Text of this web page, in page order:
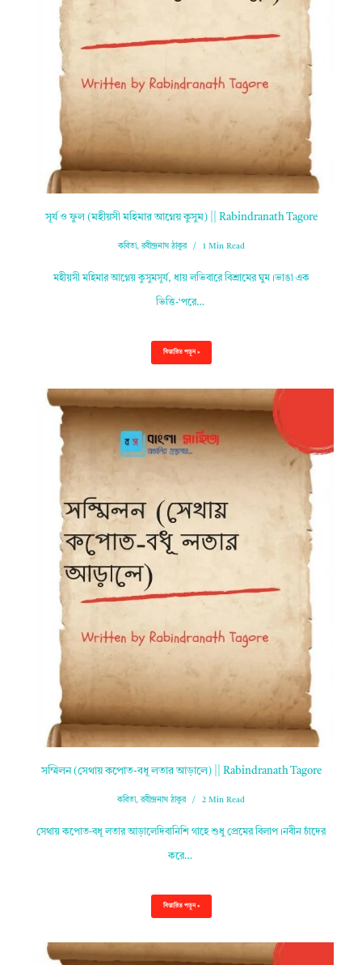
সূর্য ও ফুল (মহীয়সী মহিমার আগ্নেয় কুসুম) || Rabindranath Tagore
কবিতা,রবীন্দ্রনাথ ঠাকুর 1 Min Read
মহীয়সী মহিমার আগ্নেয় কুসুমসূর্য, ধায় লভিবারে বিশ্রামের ঘুম।ভাঙা এক
ভিত্তি-‘পরে…
বিস্তারিত পড়ুন »
সম্মিলন (সেথায় কপোত-বধূ লতার আড়ালে) || Rabindranath Tagore
কবিতা,রবীন্দ্রনাথ ঠাকুর 2 Min Read
সেথায় কপোত-বধূ লতার আড়ালেদিবানিশি গাহে শুধু প্রেমের বিলাপ।নবীন চাঁদের
করে…
বিস্তারিত পড়ুন »